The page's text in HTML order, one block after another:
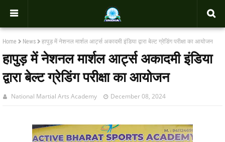
Home News हापुड़ में नेशनल मार्शल आर्ट्स अकादमी इंडिया द्वारा बेल्ट ग्रेडिंग परीक्षा का आयोजन
हापुड़ में नेशनल मार्शल आर्ट्स अकादमी इंडिया
द्वारा बेल्ट ग्रेडिंग परीक्षा का आयोजन
National Martial Arts Academy December 08, 2024